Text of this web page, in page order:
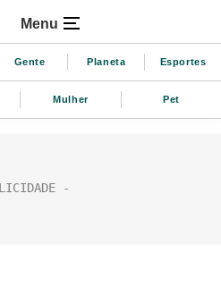
Menu
Gente Planeta Esportes
Mulher Pet